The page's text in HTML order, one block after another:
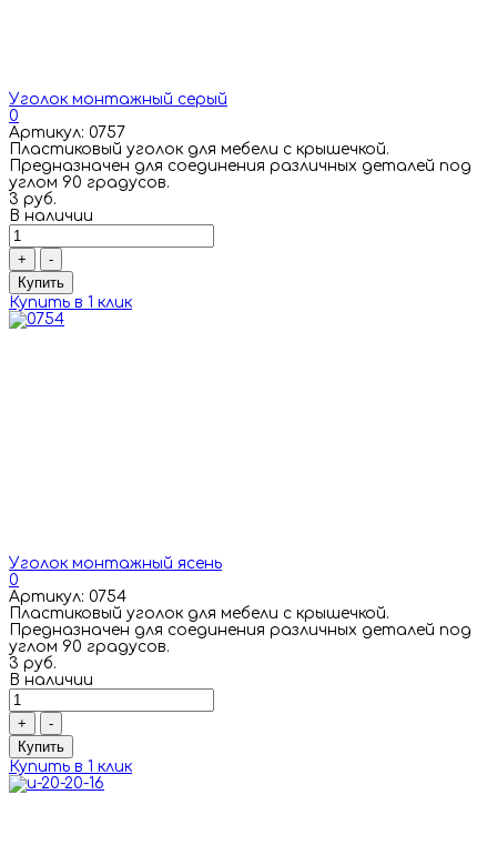
Уголок монтажный серый
0
Артикул: 0757
Пластиковый уголок для мебели с крышечкой.
Предназначен для соединения различных деталей под
углом 90 градусов.
3 руб.
В наличии
+
-
Купить
Купить в 1 клик
Уголок монтажный ясень
0
Артикул: 0754
Пластиковый уголок для мебели с крышечкой.
Предназначен для соединения различных деталей под
углом 90 градусов.
3 руб.
В наличии
+
-
Купить
Купить в 1 клик